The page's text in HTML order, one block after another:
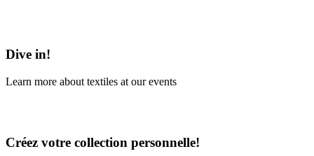
Dive in!
Learn more about textiles at our events
Créez votre collection personnelle!